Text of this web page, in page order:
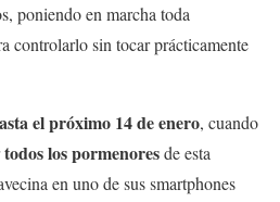
poniendo en marcha toda
controlarlo sin tocar prácticamente
el próximo 14 de enero, cuando
todos los pormenoresde esta
en uno de sus smartphones